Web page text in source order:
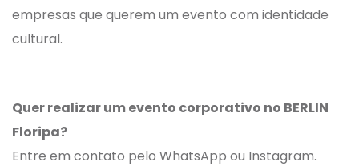
empresas que querem um evento com identidade
cultural.
Quer realizar um evento corporativo no BERLIN
Floripa?
Entre em contato pelo WhatsApp ou Instagram.